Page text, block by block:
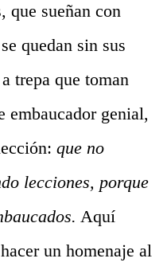
que sueñan con
quedan sin sus
trepa que toman
embaucador genial,
que no
lecciones, porque
Aquí
un homenaje al